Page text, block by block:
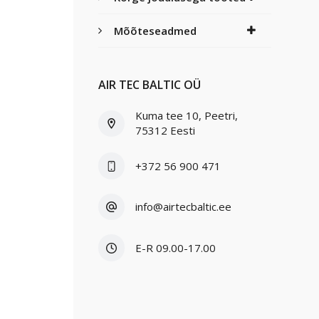
Mõõteseadmed
AIR TEC BALTIC OÜ
Kuma tee 10, Peetri,
75312 Eesti
+372 56 900 471
info@airtecbaltic.ee
E-R 09.00-17.00